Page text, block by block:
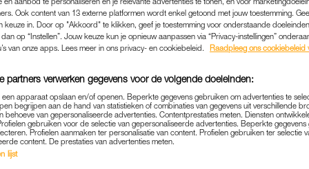
BLIKT TERUG OP
'THE VOICE OF
NOG IN DE
LIFESTYLE|NA DE HIT
10-05-2026 | ROEL JANSSEN
het grote publiek bekend door het allereerste
zijn we ruim vijftien jaar verder, staat ze nog altijd
Ook content van 13 externe platformen wordt enkel getoond met jouw toestemming.
keuze in. Door op "Akkoord" te klikken, geef je toestemming voor onderstaande
op “Instellen”. Jouw keuze kun je opnieuw aanpassen via “Privacy-instellingen”
van onze apps. Lees meer in ons privacy- en cookiebeleid.
Raadpleeg ons cookiebeleid
partners verwerken gegevens voor de volgende doeleinden:
apparaat opslaan en/of openen. Beperkte gegevens gebruiken om advertenties te
begrijpen aan de hand van statistieken of combinaties van gegevens uit verschillende
behoeve van gepersonaliseerde advertenties. Contentprestaties meten. Diensten
gebruiken voor de selectie van gepersonaliseerde advertenties. Beperkte
Profielen aanmaken ter personalisatie van content. Profielen gebruiken ter selectie
content. De prestaties van advertenties meten.
lijst